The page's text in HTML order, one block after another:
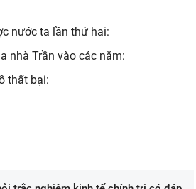
nước ta lần thứ hai:
nhà Trần vào các năm:
thất bại: